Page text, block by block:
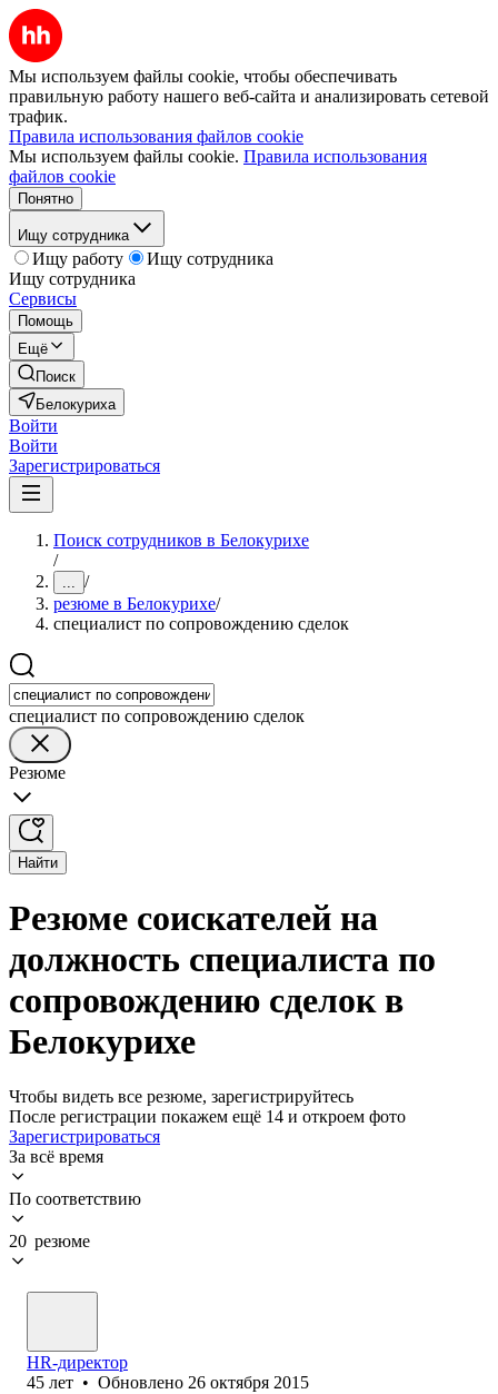
Мы используем файлы cookie, чтобы обеспечивать
правильную работу нашего веб-сайта и анализировать сетевой
трафик.
Правила использования файлов cookie
Мы используем файлы cookie. Правила использования
файлов cookie
Понятно
Ищу сотрудника
Ищу работу
Ищу сотрудника
Ищу сотрудника
Сервисы
Помощь
Ещё
Поиск
Белокуриха
Войти
Войти
Зарегистрироваться
Поиск сотрудников в Белокурихе
/
... /
резюме в Белокурихе/
специалист по сопровождению сделок
специалист по сопровождению сделок
Резюме
Найти
Резюме соискателей на
должность специалиста по
сопровождению сделок в
Белокурихе
Чтобы видеть все резюме, зарегистрируйтесь
После регистрации покажем ещё 14 и откроем фото
Зарегистрироваться
За всё время
По соответствию
20 резюме
HR-директор
45 лет • Обновлено 26 октября 2015